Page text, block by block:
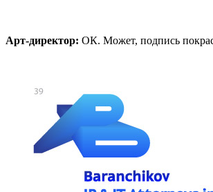
Арт-директор: ОК. Может, подпись